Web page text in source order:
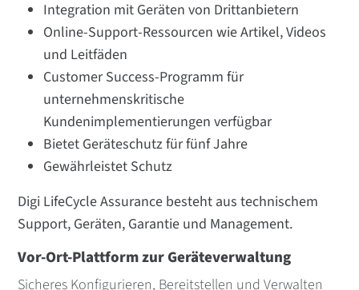
Integration mit Geräten von Drittanbietern
Online-Support-Ressourcen wie Artikel, Videos
und Leitfäden
Customer Success-Programm für
unternehmenskritische
Kundenimplementierungen verfügbar
Bietet Geräteschutz für fünf Jahre
Gewährleistet Schutz
Digi LifeCycle Assurance besteht aus technischem
Support, Geräten, Garantie und Management.
Vor-Ort-Plattform zur Geräteverwaltung
Sicheres Konfigurieren, Bereitstellen und Verwalten